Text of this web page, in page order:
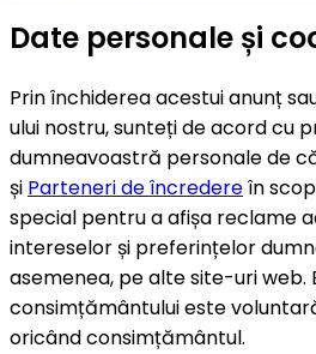
Date personale și
Prin închiderea acestui anunț
ului nostru, sunteți de acord cu
dumneavoastră personale de
și Parteneri de încredereîn
special pentru a afișa reclame
intereselor și preferințelor
asemenea, pe alte site-uri web.
consimțământului este
oricând consimțământul.